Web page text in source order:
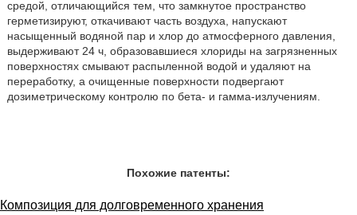
средой, отличающийся тем, что замкнутое пространство
герметизируют, откачивают часть воздуха, напускают
насыщенный водяной пар и хлор до атмосферного давления,
выдерживают 24 ч, образовавшиеся хлориды на загрязненных
поверхностях смывают распыленной водой и удаляют на
переработку, а очищенные поверхности подвергают
дозиметрическому контролю по бета- и гамма-излучениям.
Похожие патенты:
Композиция для долговременного хранения